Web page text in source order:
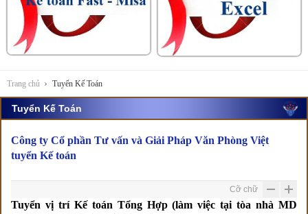
Trang chủ Tuyển Kế Toán
Tuyển Kế Toán
Công ty Cổ phần Tư vấn và Giải Pháp Văn Phòng Việt
tuyển Kế toán
Cỡ chữ
Tuyển vị trí Kế toán Tổng Hợp (làm việc tại tòa nhà MD